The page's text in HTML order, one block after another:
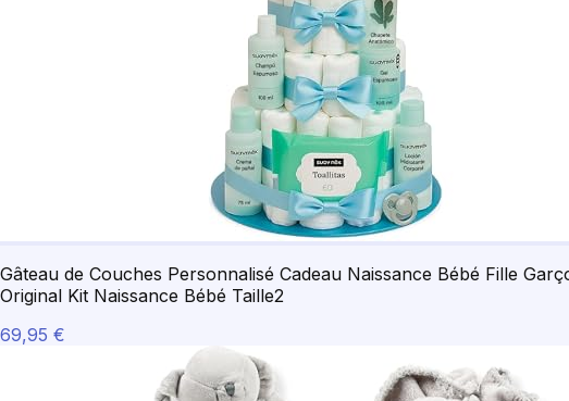
Gâteau de Couches Personnalisé Cadeau Naissance Bébé Fille
Original Kit Naissance Bébé Taille2
69,95 €